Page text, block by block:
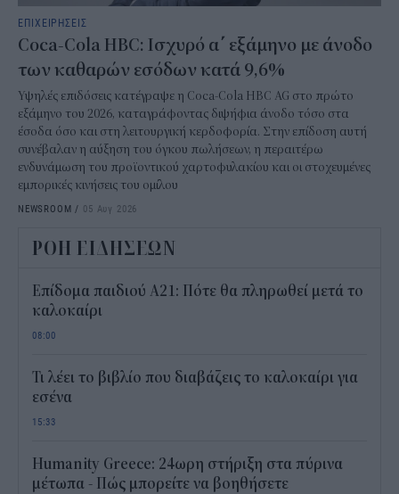
ΕΠΙΧΕΙΡΗΣΕΙΣ
Coca-Cola HBC: Ισχυρό α΄ εξάμηνο με άνοδο
των καθαρών εσόδων κατά 9,6%
Υψηλές επιδόσεις κατέγραψε η Coca-Cola HBC AG στο πρώτο
εξάμηνο του 2026, καταγράφοντας διψήφια άνοδο τόσο στα
έσοδα όσο και στη λειτουργική κερδοφορία. Στην επίδοση αυτή
συνέβαλαν η αύξηση του όγκου πωλήσεων, η περαιτέρω
ενδυνάμωση του προϊοντικού χαρτοφυλακίου και οι στοχευμένες
εμπορικές κινήσεις του ομίλου
NEWSROOM / 05 Αυγ 2026
ΡΟΗ ΕΙΔΗΣΕΩΝ
Επίδομα παιδιού Α21: Πότε θα πληρωθεί μετά το
καλοκαίρι
08:00
Τι λέει το βιβλίο που διαβάζεις το καλοκαίρι για
εσένα
15:33
Humanity Greece: 24ωρη στήριξη στα πύρινα
μέτωπα - Πώς μπορείτε να βοηθήσετε